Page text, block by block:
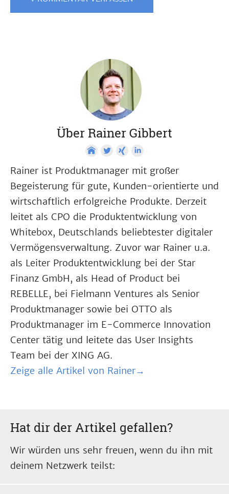
Über Rainer Gibbert
Rainer ist Produktmanager mit großer
Begeisterung für gute, Kunden-orientierte und
wirtschaftlich erfolgreiche Produkte. Derzeit
leitet als CPO die Produktentwicklung von
Whitebox, Deutschlands beliebtester digitaler
Vermögensverwaltung. Zuvor war Rainer u.a.
als Leiter Produktentwicklung bei der Star
Finanz GmbH, als Head of Product bei
REBELLE, bei Fielmann Ventures als Senior
Produktmanager sowie bei OTTO als
Produktmanager im E-Commerce Innovation
Center tätig und leitete das User Insights
Team bei der XING AG.
Zeige alle Artikel von Rainer→
Hat dir der Artikel gefallen?
Wir würden uns sehr freuen, wenn du ihn mit
deinem Netzwerk teilst: